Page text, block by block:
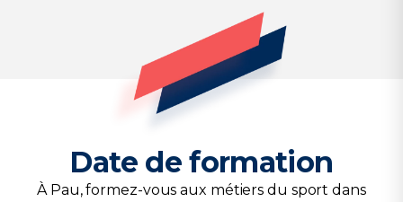
Date de formation
À Pau, formez-vous aux métiers du sport dans